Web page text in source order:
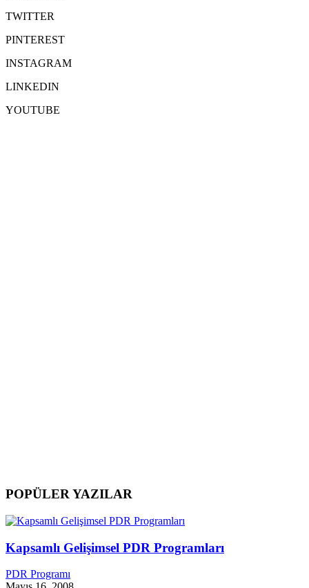
TWITTER
PINTEREST
INSTAGRAM
LINKEDIN
YOUTUBE
POPÜLER YAZILAR
Kapsamlı Gelişimsel PDR Programları
PDR Programı